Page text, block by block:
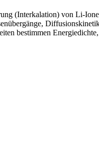
(Interkalation) von Li-
bestimmen